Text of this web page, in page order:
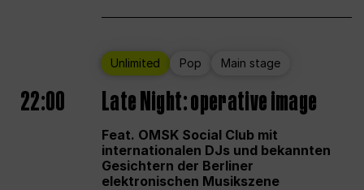
Unlimited Pop Main stage
22:00 Late Night: operative image
Feat. OMSK Social Club mit
internationalen DJs und bekannten
Gesichtern der Berliner
elektronischen Musikszene